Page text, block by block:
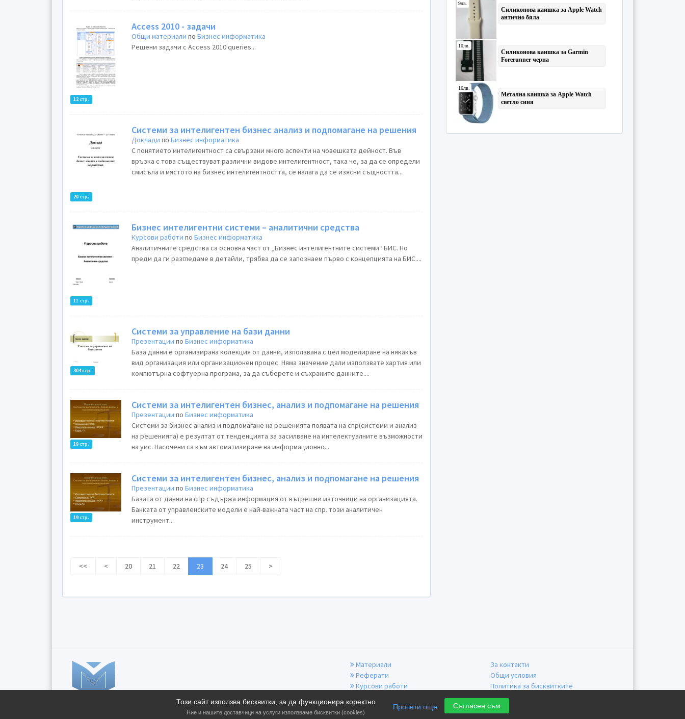
12 стр.
Access 2010 - задачи
Общи материали поБизнес информатика
Решени задачи с Аccess 2010 queries...
20 стр.
Системи за интелигентен бизнес анализ и подпомагане на решения
Доклади поБизнес информатика
С понятието интелигентност са свързани много аспекти на човешката дейност. Във
връзка с това съществуват различни видове интелигентност, така че, за да се определи
смисъла и мястото на бизнес интелигентността, се налага да се изясни същността...
11 стр.
Бизнес интелигентни системи – аналитични средства
Курсови работи поБизнес информатика
Аналитичните средства са основна част от „Бизнес интелигентните системи“ БИС. Но
преди да ги разгледаме в детайли, трябва да се запознаем първо с концепцията на БИС....
304 стр.
Системи за управление на бази данни
Презентации поБизнес информатика
База данни е организирана колекция от данни, използвана с цел моделиране на някакъв
вид организация или организационен процес. Няма значение дали използвате хартия или
компютърна софтуерна програма, за да съберете и съхраните данните....
19 стр.
Системи за интелигентен бизнес, анализ и подпомагане на решения
Презентации поБизнес информатика
Системи за бизнес анализ и подпомагане на решенията появата на спр(системи и анализ
на решенията) е резултат от тенденцията за засилване на интелектуалните възможности
на уис. Насочени са към автоматизиране на информационно...
19 стр.
Системи за интелигентен бизнес, анализ и подпомагане на решения
Презентации поБизнес информатика
Базата от данни на спр съдържа информация от вътрешни източници на организацията.
Банката от управленските модели е най-важната част на спр. този аналитичен
инструмент...
<< < 20 21 22 23 24 25 >
Този сайт използва бисквитки, за да функционира коректно
Ние и нашите доставчици на услуги използваме бисквитки (cookies)
Прочети още Съгласен съм
Материали
Реферати
Курсови работи
Документи
За контакти
Общи условия
Политика за бисквитките
Политика за поверителност